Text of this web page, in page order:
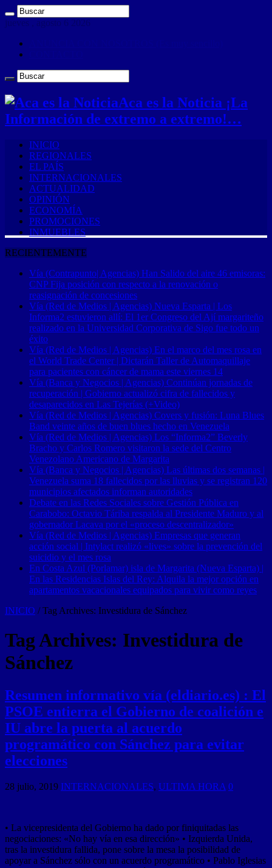
jueves , agosto 6 2026
Aca es la Noticia ¡La
Información de extremo a extremo!…
INICIO
REGIONALES
EL PAÍS
INTERNACIONALES
ACTUALIDAD
OPINIÓN
ECONOMÍA
PROMOCIONES
INMUEBLES
RECIENTEMENTE
Vía (Contrapunto| Agencias) Han Salido del aire 46 emisoras:
CNP Fija posición con respecto a la renovación o
reasignación de concesiones
Vía (Red de Medios | Agencias) Nueva Esparta | Los
Informa2 estuvieron allí: El 1er Congreso del Ají margariteño
realizado en la Universidad Corporativa de Sigo fue todo un
éxito
Vía (Red de Medios | Agencias) En el marco del mes rosa en
el World Trade Center | Dictarán Taller de Automaquillaje
para pacientes con cáncer de mama este viernes 14
Vía (Banca y Negocios | Agencias) Continúan jornadas de
recuperación | Gobierno actualizó cifra de fallecidos y
desaparecidos en Las Tejerías (+Video)
Vía (Red de Medios | Agencias) Covers y fusión: Luna Blues
Band veinte años de buen blues hecho en Venezuela
Vía (Red de Medios | Agencias) Los “Informa2” Beverly
Bracho y Carlos Romero visitaron la sede del Centro
Venezolano Americano de Margarita
Vía (Banca y Negocios | Agencias) Las últimas dos semanas |
Venezuela suma 18 fallecidos por las lluvias y se registran 120
municipios afectados informan autoridades
Debate en las Redes Sociales sobre Gestión Pública en
Carabobo: Octavio Táriba respalda al Presidente Maduro y al
gobernador Lacava por el «proceso descentralizador»
Vía (Red de Medios | Agencias) Empresas que generan
acción social | Intylact realizó «lives» sobre la prevención del
suicidio y el mes rosa
En Costa Azul (Porlamar) isla de Margarita (Nueva Esparta) |
En las Residencias Islas del Rey: Alquila la mejor opción en
apartamentos vacacionales equipados para vivir como reyes
INICIO / Tag Archives: Investidura de Sánchez
Tag Archives: Investidura de
Sánchez
Resumen informativo vía (eldiario.es) : El
PSOE entierra el Gobierno de coalición e
IU abre la puerta al acuerdo
programático con Sánchez para evitar
elecciones
28 julio, 2019 INTERNACIONALES, ULTIMA HORA 0
• La vicepresidenta del Gobierno ha dado por finiquitadas las
negociaciones: «No hay vía en esa dirección» • Izquierda Unida,
tras la investidura fallida, pone sobre la mesa la posibilidad de
apoyar a Sánchez sólo con un acuerdo programático • Pablo Iglesias